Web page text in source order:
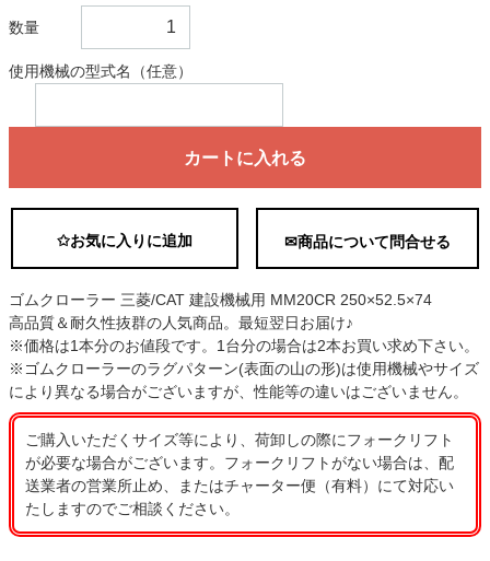
数量
使用機械の型式名（任意）
カートに入れる
✩お気に入りに追加 ✉商品について問合せる
ゴムクローラー 三菱/CAT 建設機械用 MM20CR 250×52.5×74
高品質＆耐久性抜群の人気商品。最短翌日お届け♪
※価格は1本分のお値段です。1台分の場合は2本お買い求め下さい。
※ゴムクローラーのラグパターン(表面の山の形)は使用機械やサイズ
により異なる場合がございますが、性能等の違いはございません。
ご購入いただくサイズ等により、荷卸しの際にフォークリフト
が必要な場合がございます。フォークリフトがない場合は、配
送業者の営業所止め、またはチャーター便（有料）にて対応い
たしますのでご相談ください。